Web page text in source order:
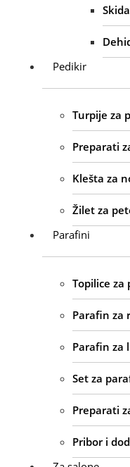
Pedikir
Turpije za
Preparati
Klešta za
Žilet za
Parafini
Topilice za
Parafin za
Parafin za
Set za
Preparati
Pribor i